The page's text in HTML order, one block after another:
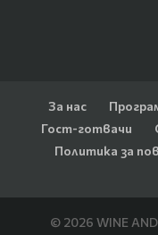
За нас
Гост-готвачи
Политика за
© 2026 WINE